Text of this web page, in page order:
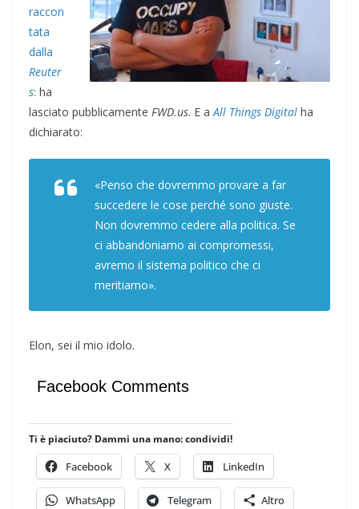
raccon
tata
dalla
Reuter
s: ha
lasciato pubblicamente FWD.us. E aAll Things Digital ha
dichiarato:
«Penso che dovremmo provare a far
succedere le cose perché sono giuste.
Non dovremmo cedere alla politica. Se
ci abbandoniamo ai compromessi,
avremo il sistema politico che ci
meritiamo».
Elon, sei il mio idolo.
Facebook Comments
Ti è piaciuto? Dammi una mano: condividi!
Facebook X LinkedIn
WhatsApp Telegram Altro